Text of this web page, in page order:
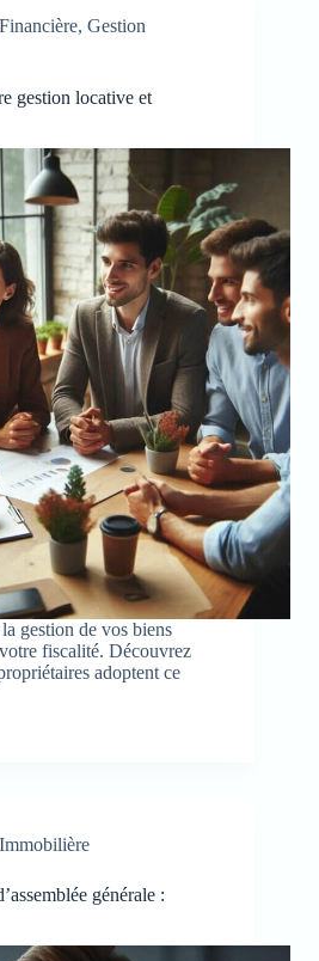
, Gestion
gestion locative et
gestion de vos biens
fiscalité. Découvrez
adoptent ce
générale :